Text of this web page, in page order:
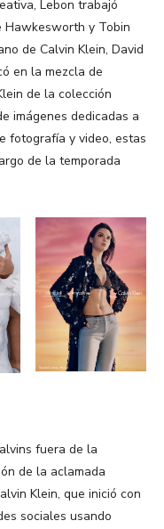
Lebon trabajó
Hawkesworth y Tobin
de Calvin Klein, David
en la mezcla de
de la colección
imágenes dedicadas a
fotografía y video, estas
de la temporada
fuera de la
de la aclamada
Klein, que inició con
sociales usando